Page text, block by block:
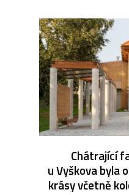
Chátrající
u Vyškova byla
krásy včetně